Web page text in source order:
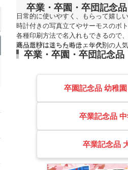
TOP 目的・シーンで探す 卒業
卒業・卒園・卒団記念
日常的に使いやすく、もらって嬉し
時計付きの写真立てやサーモスのボ
各種印刷方法で名入れもできるので
商品選びに迷った時は、年代別の人
迷った時はこちらもチェック!
卒業・卒園・卒団記念
卒園記念品 幼稚
卒業記念品
卒業記念品